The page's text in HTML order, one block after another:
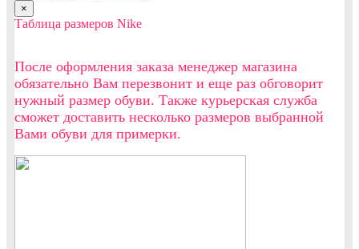
×
Таблица размеров Nike
После оформления заказа менеджер магазина
обязательно Вам перезвонит и еще раз обговорит
нужный размер обуви. Также курьерская служба
сможет доставить несколько размеров выбранной
Вами обуви для примерки.